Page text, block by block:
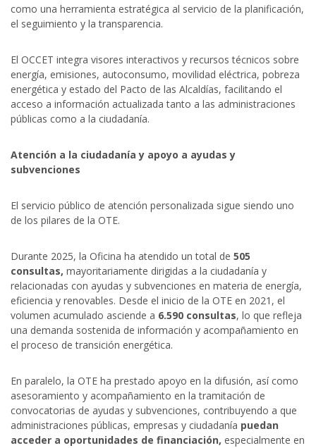
como una herramienta estratégica al servicio de la planificación,
el seguimiento y la transparencia.
El OCCET integra visores interactivos y recursos técnicos sobre
energía, emisiones, autoconsumo, movilidad eléctrica, pobreza
energética y estado del Pacto de las Alcaldías, facilitando el
acceso a información actualizada tanto a las administraciones
públicas como a la ciudadanía.
Atención a la ciudadanía y apoyo a ayudas y
subvenciones
El servicio público de atención personalizada sigue siendo uno
de los pilares de la OTE.
Durante 2025, la Oficina ha atendido un total de 505
consultas, mayoritariamente dirigidas a la ciudadanía y
relacionadas con ayudas y subvenciones en materia de energía,
eficiencia y renovables. Desde el inicio de la OTE en 2021, el
volumen acumulado asciende a 6.590 consultas, lo que refleja
una demanda sostenida de información y acompañamiento en
el proceso de transición energética.
En paralelo, la OTE ha prestado apoyo en la difusión, así como
asesoramiento y acompañamiento en la tramitación de
convocatorias de ayudas y subvenciones, contribuyendo a que
administraciones públicas, empresas y ciudadanía puedan
acceder a oportunidades de financiación, especialmente en